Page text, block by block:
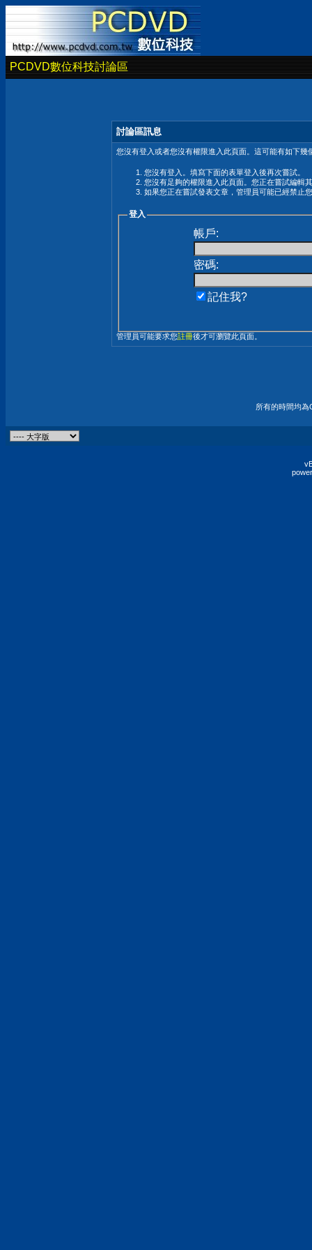
PCDVD數位科技討論區
討論區訊息
您沒有登入或者您沒有權限進入此頁面。這可能有如下幾
您沒有登入。填寫下面的表單登入後再次嘗試。
您沒有足夠的權限進入此頁面。您正在嘗試編輯
如果您正在嘗試發表文章，管理員可能已經禁止
登入
帳戶:
密碼:
記住我?
管理員可能要求您註冊後才可瀏覽此頁面。
所有的時間均為